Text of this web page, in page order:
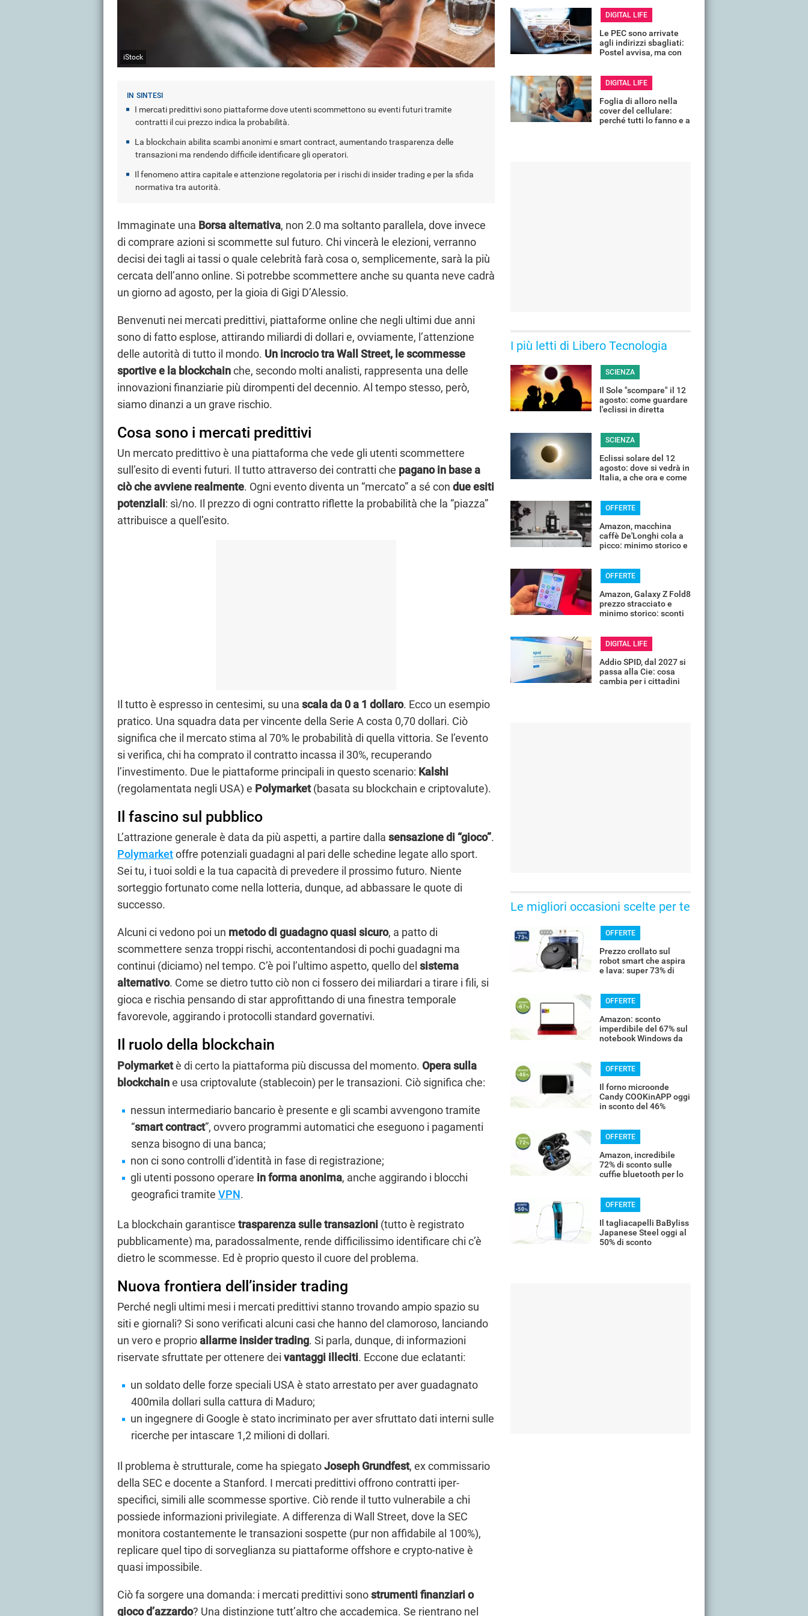
iStock
I mercati predittivi sono piattaforme dove utenti scommettono su eventi futuri tramite
contratti il cui prezzo indica la probabilità.
La blockchain abilita scambi anonimi e smart contract, aumentando trasparenza delle
transazioni ma rendendo difficile identificare gli operatori.
Il fenomeno attira capitale e attenzione regolatoria per i rischi di insider trading e per la sfida
normativa tra autorità.
Immaginate una Borsa alternativa, non 2.0 ma soltanto parallela, dove invece
di comprare azioni si scommette sul futuro. Chi vincerà le elezioni, verranno
decisi dei tagli ai tassi o quale celebrità farà cosa o, semplicemente, sarà la più
cercata dell’anno online. Si potrebbe scommettere anche su quanta neve cadrà
un giorno ad agosto, per la gioia di Gigi D’Alessio.
Benvenuti nei mercati predittivi, piattaforme online che negli ultimi due anni
sono di fatto esplose, attirando miliardi di dollari e, ovviamente, l’attenzione
delle autorità di tutto il mondo. Un incrocio tra Wall Street, le scommesse
sportive e la blockchainche, secondo molti analisti, rappresenta una delle
innovazioni finanziarie più dirompenti del decennio. Al tempo stesso, però,
siamo dinanzi a un grave rischio.
Cosa sono i mercati predittivi
Un mercato predittivo è una piattaforma che vede gli utenti scommettere
sull’esito di eventi futuri. Il tutto attraverso dei contratti che pagano in base a
ciò che avviene realmente. Ogni evento diventa un “mercato” a sé con due esiti
potenziali: sì/no. Il prezzo di ogni contratto riflette la probabilità che la “piazza”
attribuisce a quell’esito.
Il tutto è espresso in centesimi, su una scala da 0 a 1 dollaro. Ecco un esempio
pratico. Una squadra data per vincente della Serie A costa 0,70 dollari. Ciò
significa che il mercato stima al 70% le probabilità di quella vittoria. Se l’evento
si verifica, chi ha comprato il contratto incassa il 30%, recuperando
l’investimento. Due le piattaforme principali in questo scenario: Kalshi
(regolamentata negli USA) e Polymarket(basata su blockchain e criptovalute).
Il fascino sul pubblico
L’attrazione generale è data da più aspetti, a partire dalla sensazione di “gioco”.
Polymarketoffre potenziali guadagni al pari delle schedine legate allo sport.
Sei tu, i tuoi soldi e la tua capacità di prevedere il prossimo futuro. Niente
sorteggio fortunato come nella lotteria, dunque, ad abbassare le quote di
successo.
Alcuni ci vedono poi un metodo di guadagno quasi sicuro, a patto di
scommettere senza troppi rischi, accontentandosi di pochi guadagni ma
continui (diciamo) nel tempo. C’è poi l’ultimo aspetto, quello del sistema
alternativo. Come se dietro tutto ciò non ci fossero dei miliardari a tirare i fili, si
gioca e rischia pensando di star approfittando di una finestra temporale
favorevole, aggirando i protocolli standard governativi.
Il ruolo della blockchain
Polymarketè di certo la piattaforma più discussa del momento. Opera sulla
blockchaine usa criptovalute (stablecoin) per le transazioni. Ciò significa che:
nessun intermediario bancario è presente e gli scambi avvengono tramite
“smart contract”, ovvero programmi automatici che eseguono i pagamenti
senza bisogno di una banca;
non ci sono controlli d’identità in fase di registrazione;
gli utenti possono operare in forma anonima, anche aggirando i blocchi
geografici tramite VPN.
La blockchain garantisce trasparenza sulle transazioni (tutto è registrato
pubblicamente) ma, paradossalmente, rende difficilissimo identificare chi c’è
dietro le scommesse. Ed è proprio questo il cuore del problema.
Nuova frontiera dell’insider trading
Perché negli ultimi mesi i mercati predittivi stanno trovando ampio spazio su
siti e giornali? Si sono verificati alcuni casi che hanno del clamoroso, lanciando
un vero e proprioallarme insider trading. Si parla, dunque, di informazioni
riservate sfruttate per ottenere dei vantaggi illeciti. Eccone due eclatanti:
un soldato delle forze speciali USA è stato arrestato per aver guadagnato
400mila dollari sulla cattura di Maduro;
un ingegnere di Google è stato incriminato per aver sfruttato dati interni sulle
ricerche per intascare 1,2 milioni di dollari.
Il problema è strutturale, come ha spiegatoJoseph Grundfest, ex commissario
della SEC e docente a Stanford. I mercati predittivi offrono contratti iper-
specifici, simili alle scommesse sportive. Ciò rende il tutto vulnerabile a chi
possiede informazioni privilegiate. A differenza di Wall Street, dove la SEC
monitora costantemente le transazioni sospette (pur non affidabile al 100%),
replicare quel tipo di sorveglianza su piattaforme offshore e crypto-native è
quasi impossibile.
Ciò fa sorgere una domanda: i mercati predittivi sonostrumenti finanziari o
gioco d’azzardo? Una distinzione tutt’altro che accademica. Se rientrano nel
DIGITAL LIFE
Le PEC sono arrivate
agli indirizzi sbagliati:
Postel avvisa, ma con
DIGITAL LIFE
Foglia di alloro nella
cover del cellulare:
perché tutti lo fanno e a
I più letti di Libero Tecnologia
SCIENZA
Il Sole "scompare" il 12
agosto: come guardare
l'eclissi in diretta
SCIENZA
Eclissi solare del 12
agosto: dove si vedrà in
Italia, a che ora e come
OFFERTE
Amazon, macchina
caffè De'Longhi cola a
picco: minimo storico e
OFFERTE
Amazon, Galaxy Z Fold8
prezzo stracciato e
minimo storico: sconti
DIGITAL LIFE
Addio SPID, dal 2027 si
passa alla Cie: cosa
cambia per i cittadini
Le migliori occasioni scelte per te
OFFERTE
Prezzo crollato sul
robot smart che aspira
e lava: super 73% di
OFFERTE
Amazon: sconto
imperdibile del 67% sul
notebook Windows da
OFFERTE
Il forno microonde
Candy COOKinAPP oggi
in sconto del 46%
OFFERTE
Amazon, incredibile
72% di sconto sulle
cuffie bluetooth per lo
OFFERTE
Il tagliacapelli BaByliss
Japanese Steel oggi al
50% di sconto